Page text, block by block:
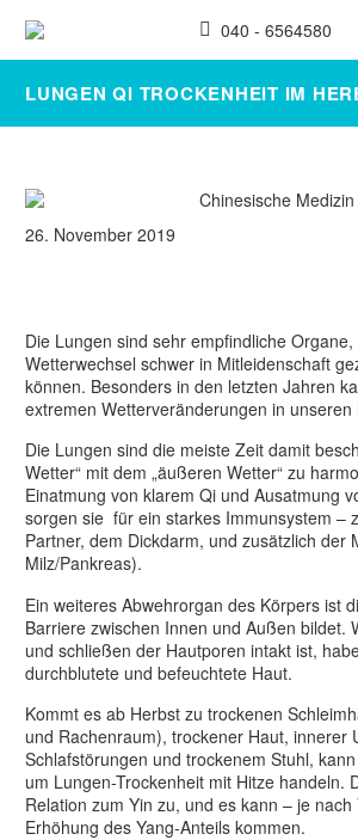
040 - 6564580
LUNGEN QI TROCKENHEIT IM
26. November 2019
Die Lungen sind sehr empfindliche
Wetterwechsel schwer in Mitleidenschaft
können. Besonders in den letzten Jahren
extremen Wetterveränderungen in unseren
Die Lungen sind die meiste Zeit damit
Wetter“ mit dem „äußeren Wetter“ zu
Einatmung von klarem Qi und Ausatmung
sorgen sie für ein starkes Immunsystem –
Partner, dem Dickdarm, und zusätzlich der
Milz/Pankreas).
Ein weiteres Abwehrorgan des Körpers ist
Barriere zwischen Innen und Außen bildet.
und schließen der Hautporen intakt ist,
durchblutete und befeuchtete Haut.
Kommt es ab Herbst zu trockenen
und Rachenraum), trockener Haut, innerer
Schlafstörungen und trockenem Stuhl,
um Lungen-Trockenheit mit Hitze handeln.
Relation zum Yin zu, und es kann – je
Erhöhung des Yang-Anteils kommen.